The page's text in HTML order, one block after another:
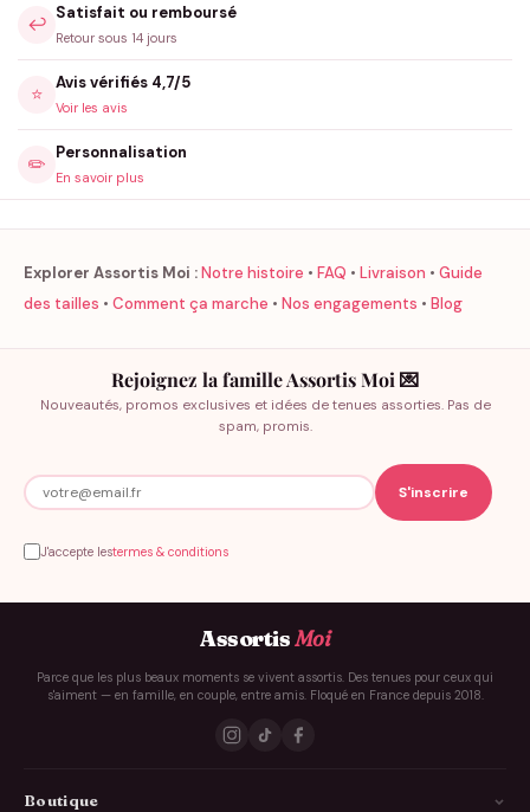
↩️
Satisfait ou remboursé
Retour sous 14 jours
⭐
Avis vérifiés 4,7/5
Voir les avis
✏️
Personnalisation
En savoir plus
Explorer Assortis Moi :Notre histoire • FAQ • Livraison • Guide
des tailles • Comment ça marche • Nos engagements • Blog
Rejoignez la famille Assortis Moi 💌
Nouveautés, promos exclusives et idées de tenues assorties. Pas de
spam, promis.
J'accepte lestermes & conditions
AssortisMoi
Parce que les plus beaux moments se vivent assortis. Des tenues pour ceux qui
s'aiment — en famille, en couple, entre amis. Floqué en France depuis 2018.
Boutique